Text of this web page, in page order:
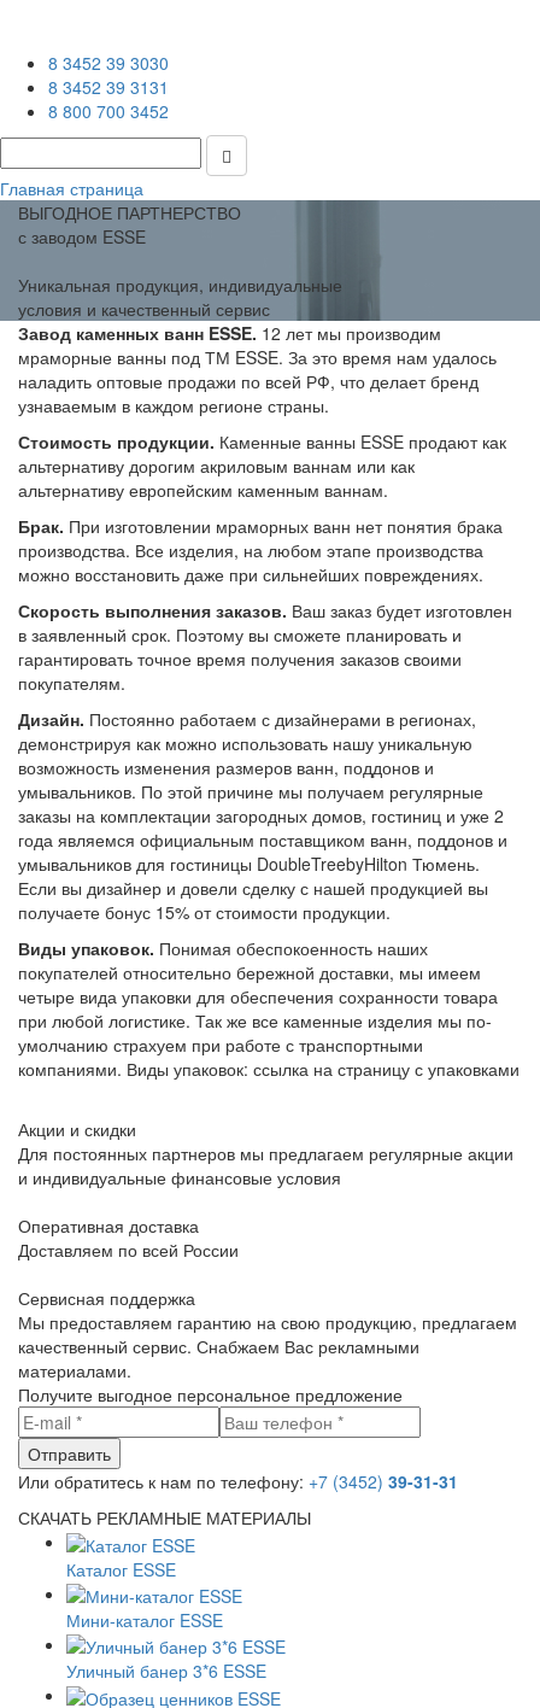
8 3452 39 3030
8 3452 39 3131
8 800 700 3452
Главная страница
ВЫГОДНОЕ ПАРТНЕРСТВО
с заводом ESSE
Уникальная продукция, индивидуальные
условия и качественный сервис
Завод каменных ванн ESSE. 12 лет мы производим
мраморные ванны под ТМ ESSE. За это время нам удалось
наладить оптовые продажи по всей РФ, что делает бренд
узнаваемым в каждом регионе страны.
Стоимость продукции. Каменные ванны ESSE продают как
альтернативу дорогим акриловым ваннам или как
альтернативу европейским каменным ваннам.
Брак. При изготовлении мраморных ванн нет понятия брака
производства. Все изделия, на любом этапе производства
можно восстановить даже при сильнейших повреждениях.
Скорость выполнения заказов. Ваш заказ будет изготовлен
в заявленный срок. Поэтому вы сможете планировать и
гарантировать точное время получения заказов своими
покупателям.
Дизайн. Постоянно работаем с дизайнерами в регионах,
демонстрируя как можно использовать нашу уникальную
возможность изменения размеров ванн, поддонов и
умывальников. По этой причине мы получаем регулярные
заказы на комплектации загородных домов, гостиниц и уже 2
года являемся официальным поставщиком ванн, поддонов и
умывальников для гостиницы DoubleTreebyHilton Тюмень.
Если вы дизайнер и довели сделку с нашей продукцией вы
получаете бонус 15% от стоимости продукции.
Виды упаковок. Понимая обеспокоенность наших
покупателей относительно бережной доставки, мы имеем
четыре вида упаковки для обеспечения сохранности товара
при любой логистике. Так же все каменные изделия мы по-
умолчанию страхуем при работе с транспортными
компаниями. Виды упаковок: ссылка на страницу с упаковками
Акции и скидки
Для постоянных партнеров мы предлагаем регулярные акции
и индивидуальные финансовые условия
Оперативная доставка
Доставляем по всей России
Сервисная поддержка
Мы предоставляем гарантию на свою продукцию, предлагаем
качественный сервис. Снабжаем Вас рекламными
материалами.
Получите выгодное персональное предложение
Или обратитесь к нам по телефону: +7 (3452) 39-31-31
СКАЧАТЬ РЕКЛАМНЫЕ МАТЕРИАЛЫ
Каталог ESSE
Мини-каталог ESSE
Уличный банер 3*6 ESSE